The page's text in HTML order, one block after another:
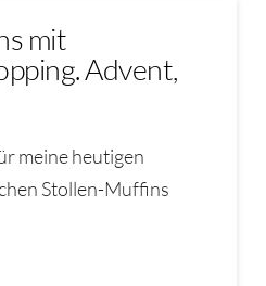
mit
Advent,
meine heutigen
Stollen-Muffins